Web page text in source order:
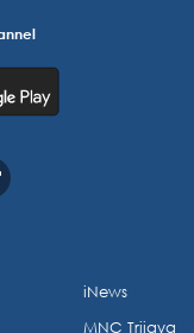
iNews
MNC Trijaya